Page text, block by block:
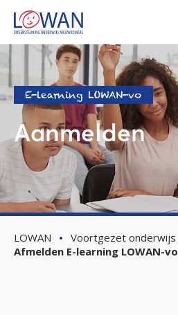
E-learning LOWAN-vo
Aanmelden
LOWAN
Voortgezet onderwijs
Afmelden E-learning LOWAN-vo